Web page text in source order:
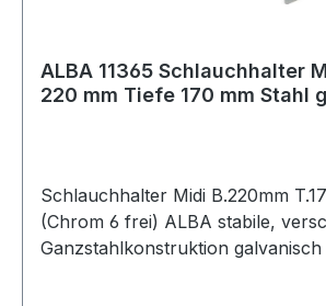
ALBA 11365 Schlauchhalter
220 mm Tiefe 170 mm Stahl
Schlauchhalter Midi B.220mm
(Chrom 6 frei) ALBA stabile,
Ganzstahlkonstruktion